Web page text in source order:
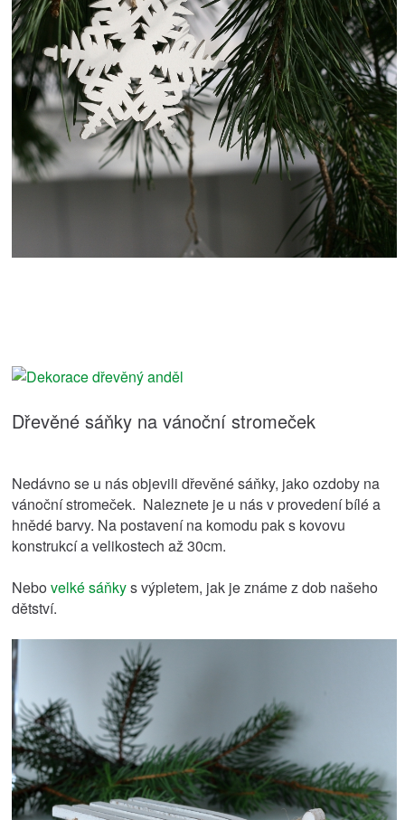
Dřevěné sáňky na vánoční stromeček
Nedávno se u nás objevili dřevěné sáňky, jako ozdoby na
vánoční stromeček. Naleznete je u nás v provedení bílé a
hnědé barvy. Na postavení na komodu pak s kovovu
konstrukcí a velikostech až 30cm.
Nebovelké sáňkys výpletem, jak je známe z dob našeho
dětství.